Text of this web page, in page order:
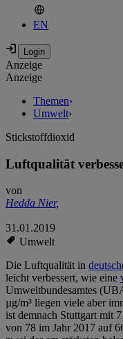
EN
Anzeige
Anzeige
Themen›
Umwelt›
Stickstoffdioxid
Luftqualität
von
Hedda Nier,
31.01.2019
Umwelt
Die Luftqualität in
leicht verbessert, wie eine
Umweltbundesamtes
µg/m³ liegen viele aber
ist demnach Stuttgart mit
von 78 im Jahr 2017 auf